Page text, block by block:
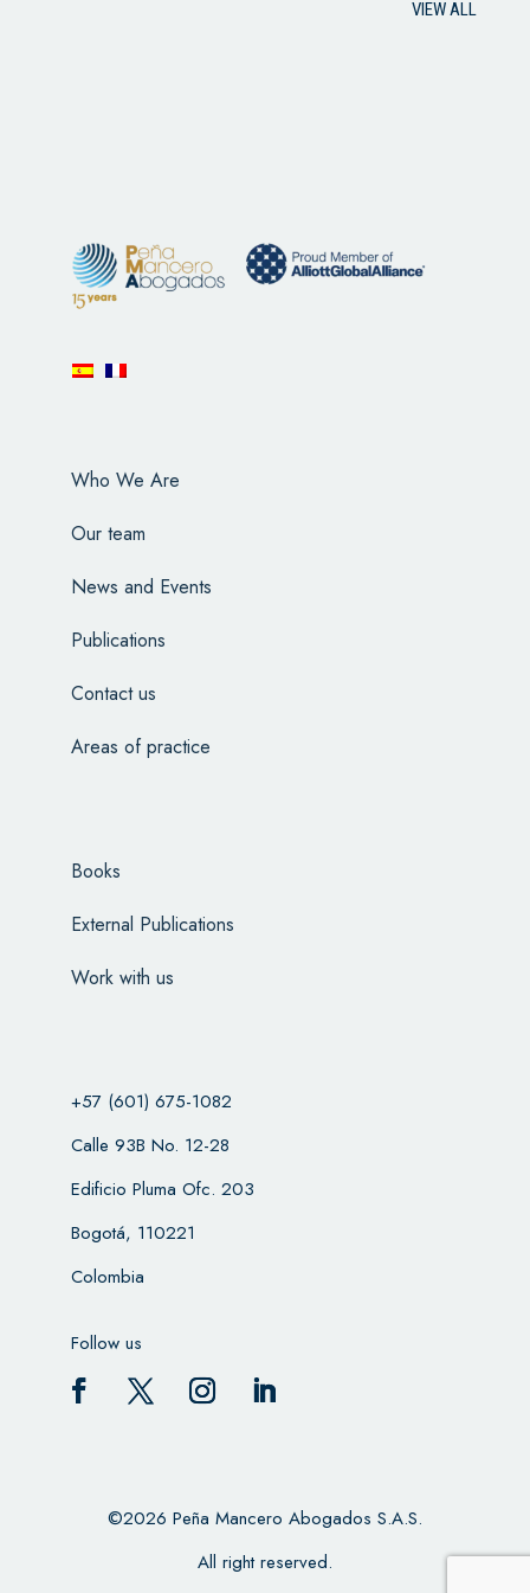
VIEW ALL
Who We Are
Our team
News and Events
Publications
Contact us
Areas of practice
Books
External Publications
Work with us
+57 (601) 675-1082
Calle 93B No. 12-28
Edificio Pluma Ofc. 203
Bogotá, 110221
Colombia
Follow us
©2026 Peña Mancero Abogados S.A.S.
All right reserved.